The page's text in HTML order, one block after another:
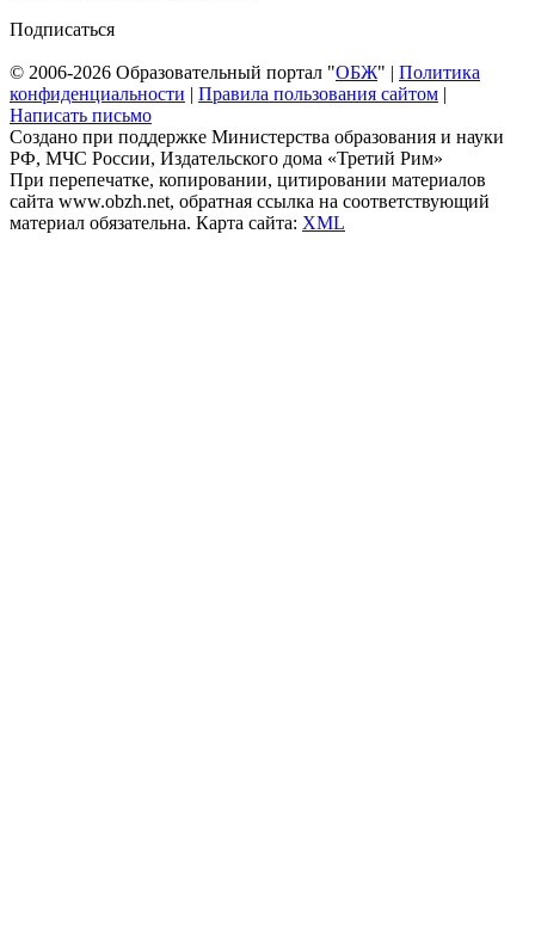
Подписаться
© 2006-2026 Образовательный портал "ОБЖ" | Политика
конфиденциальности | Правила пользования сайтом |
Написать письмо
Создано при поддержке Министерства образования и науки
РФ, МЧС России, Издательского дома «Третий Рим»
При перепечатке, копировании, цитировании материалов
сайта www.obzh.net, обратная ссылка на соответствующий
материал обязательна. Карта сайта: XML